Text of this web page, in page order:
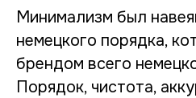
Минимализм был
немецкого порядка,
брендом всего
Порядок, чистота,